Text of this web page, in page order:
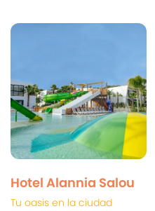
Hotel Alannia Salou
Tu oasis en la ciudad